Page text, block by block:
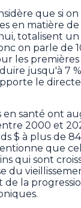
que si on
en matière
totalisent
on parle de
les premières
jusqu'à 7
le
en santé ont
2000 et
$ à plus de
que
qui sont
du
la